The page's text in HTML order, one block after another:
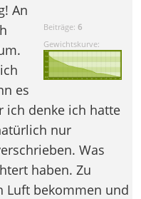
Beiträge: 6
Gewichtskurve:
An
es
ich denke ich hatte
nur
Was
haben. Zu
Luft bekommen und